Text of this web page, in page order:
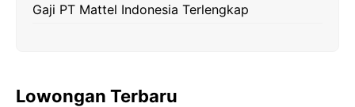
Gaji PT Mattel Indonesia Terlengkap
Lowongan Terbaru